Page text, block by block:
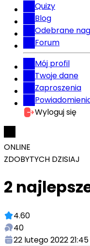
Quizy
Blog
Odebrane
Forum
Mój profil
Twoje dane
Zaproszenia
Wyloguj się
ONLINE
ZDOBYTYCH DZISIAJ
2
4.60
40
22 lutego 2022 21:45